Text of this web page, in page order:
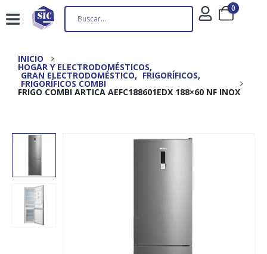
0
INICIO
HOGAR Y ELECTRODOMÉSTICOS,
GRAN ELECTRODOMÉSTICO, FRIGORÍFICOS,
FRIGORÍFICOS COMBI
FRIGO COMBI ARTICA AEFC188601EDX 188×60 NF INOX